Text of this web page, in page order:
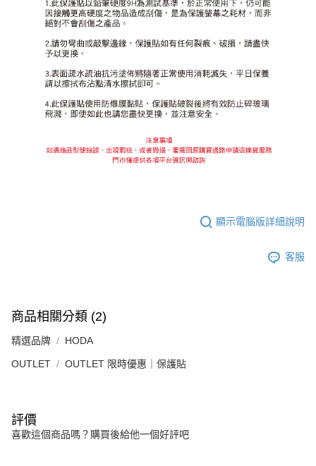
顯示電腦版詳細說明
客服
商品相關分類 (2)
精選品牌 HODA
OUTLET OUTLET 限時優惠｜保護貼
評價
喜歡這個商品嗎？購買後給他一個好評吧